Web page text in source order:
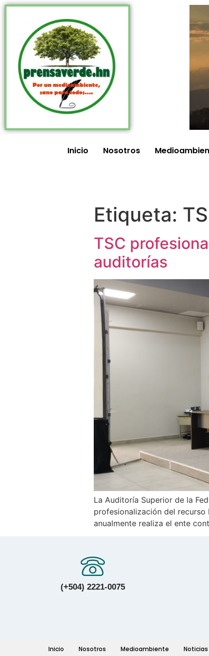
Inicio Nosotros
Etiqueta:
TSC
auditorías
La Auditoría Superior de la
profesionalización del
anualmente realiza el ente
(+504) 2221-0075
Inicio Nosotros Medioambiente Noticias